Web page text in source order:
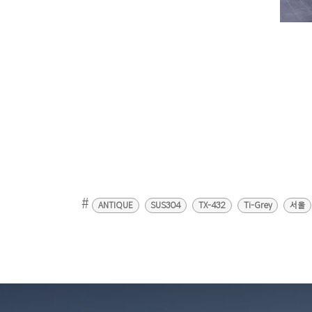
# ANTIQUE SUS304 TX-432 Ti-Grey 서울